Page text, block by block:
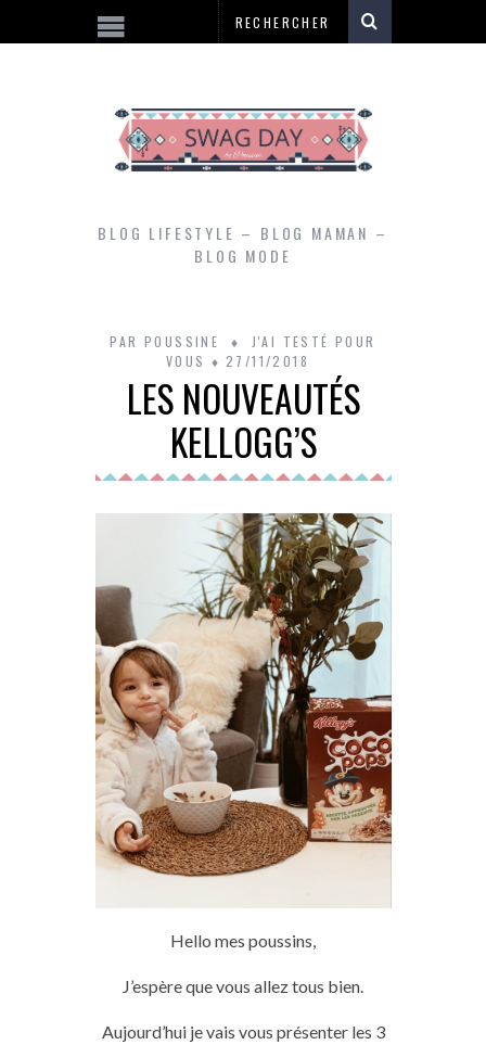
BLOG LIFESTYLE – BLOG MAMAN –
BLOG MODE
PAR POUSSINE
J'AI TESTÉ POUR
VOUS
27/11/2018
LES NOUVEAUTÉS
KELLOGG’S
Hello mes poussins,
J’espère que vous allez tous bien.
Aujourd’hui je vais vous présenter les 3